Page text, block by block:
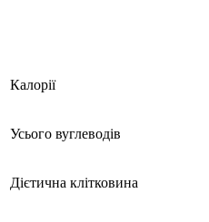
Калорії
Усього вуглеводів
Дієтична клітковина